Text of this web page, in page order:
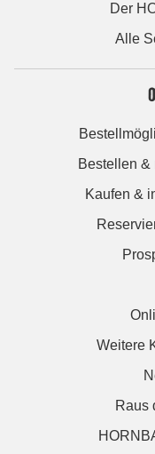
Der
Alle
Bestellen &
Kaufen &
Weitere
Raus